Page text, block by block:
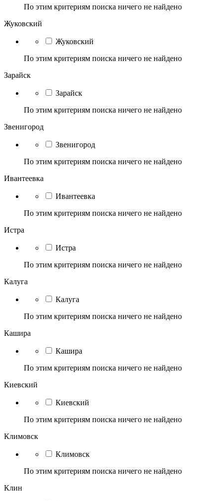
По этим критериям поиска ничего не найдено
Жуковский
Жуковский
По этим критериям поиска ничего не найдено
Зарайск
Зарайск
По этим критериям поиска ничего не найдено
Звенигород
Звенигород
По этим критериям поиска ничего не найдено
Ивантеевка
Ивантеевка
По этим критериям поиска ничего не найдено
Истра
Истра
По этим критериям поиска ничего не найдено
Калуга
Калуга
По этим критериям поиска ничего не найдено
Кашира
Кашира
По этим критериям поиска ничего не найдено
Киевский
Киевский
По этим критериям поиска ничего не найдено
Климовск
Климовск
По этим критериям поиска ничего не найдено
Клин